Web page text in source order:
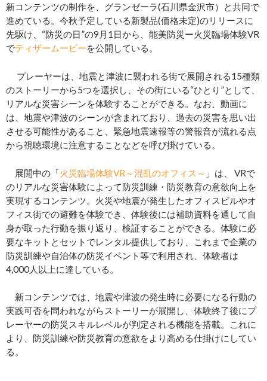
新コンテンツの制作を、グランゼーラ(石川県金沢市）と共同で
進めている。今秋予定している新製品(価格未定)のリリースに
先駆け、“防災の日”の9月1日から、能美防災ー火災臨場体験VR
でティザームービーを公開している。
プレーヤーは、地震と津波に襲われる街で展開される15種類
のストーリーから5つを選択し、その街にいる“ひとり”として、
リアルな災害シーンを体験することができる。なお、動画に
は、地震や津波のシーンが含まれており、過去の災害を思い出
させる可能性があること、緊急地震速報等の警報音が流れる点
から視聴環境に注意することなどを呼び掛けている。
展開中の「火災臨場体験VR～混乱のオフィス～ 」は、 VRで
のリアルな災害体験によって防災訓練・防災教育の意欲向上を
実現するコンテンツ。火災や地震が発生したオフィスビルやオ
フィス街での避難を体験でき、体験後には補助資料を通して自
身が取った行動を振り返り、検証することができる。体験に必
要なキットとセットでレンタル提供しており、これまで企業の
防災訓練や自治体の防災イベント等で利用され、体験者は
4,000人以上に達している。
新コンテンツでは、地震や津波の発生時に必要になる行動の
実践可否を問われながらストーリーが展開し、体験終了後にプ
レーヤーの防災スキルレベルが判定される機能を搭載。これに
より、防災訓練や防災教育の意欲をより高める仕掛けにしてい
る。